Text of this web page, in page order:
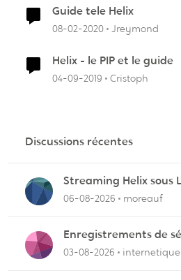
Guide tele Helix
08-02-2020 Jreymond
Helix - le PIP et le guide
04-09-2019 Cristoph
Discussions récentes
Streaming Helix sous
06-08-2026 moreauf
Enregistrements de
cafouillent
03-08-2026 internetique